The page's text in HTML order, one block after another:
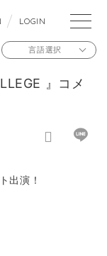
LOGI N
言語選択
』コメ
出演！